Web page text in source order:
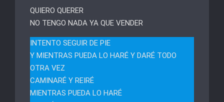
QUIERO QUERER
NO TENGO NADA YA QUE VENDER
INTENTO SEGUIR DE PIE
Y MIENTRAS PUEDA LO HARÉ Y DARÉ TODO
OTRA VEZ
CAMINARÉ Y REIRÉ
MIENTRAS PUEDA LO HARÉ